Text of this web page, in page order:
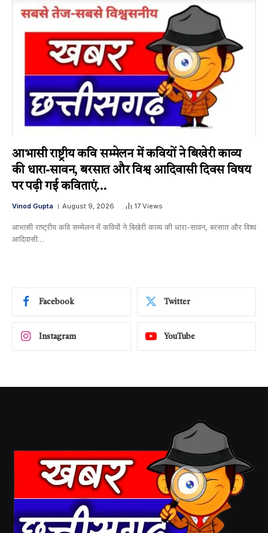
आभासी राष्ट्रीय कवि सम्मेलन में कवियों ने बिखेरी काव्य
की धारा-सावन, बरसात और विश्व आदिवासी दिवस विषय
पर पढ़ी गई कविताएं…
Vinod Gupta August 9, 2026 17 Views
आभासी राष्ट्रीय कवि सम्मेलन में कवियों ने बिखेरी काव्य की धारा-सावन, बरसात और विश्व
आदिवासी…
Facebook Twitter
Instagram YouTube